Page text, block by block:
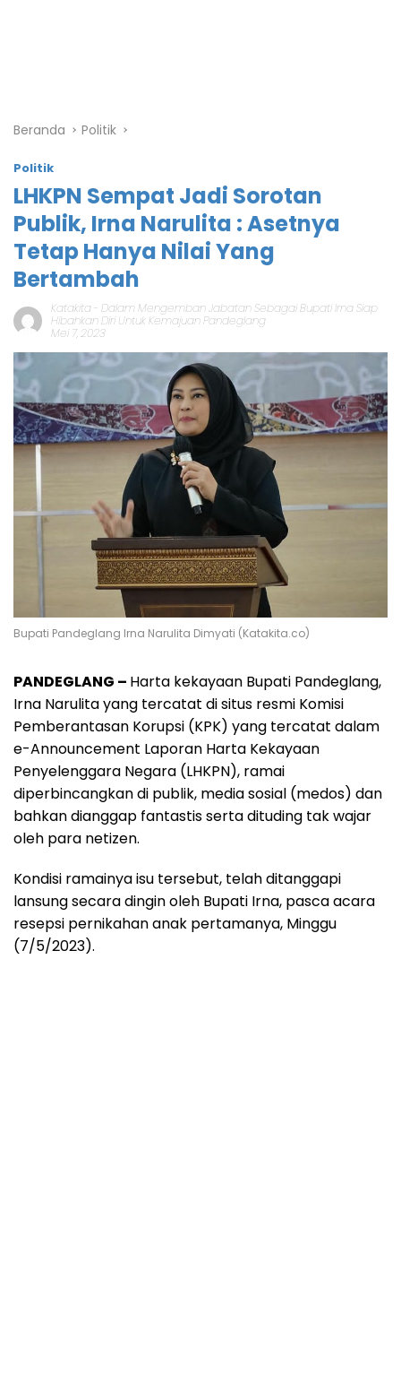
Beranda Politik
Politik
LHKPN Sempat Jadi Sorotan
Publik, Irna Narulita : Asetnya
Tetap Hanya Nilai Yang
Bertambah
Katakita- Dalam Mengemban Jabatan Sebagai Bupati Irna Siap
Hibahkan Diri Untuk Kemajuan Pandeglang
Mei 7, 2023
Bupati Pandeglang Irna Narulita Dimyati (Katakita.co)
PANDEGLANG – Harta kekayaan Bupati Pandeglang,
Irna Narulita yang tercatat di situs resmi Komisi
Pemberantasan Korupsi (KPK) yang tercatat dalam
e-Announcement Laporan Harta Kekayaan
Penyelenggara Negara (LHKPN), ramai
diperbincangkan di publik, media sosial (medos) dan
bahkan dianggap fantastis serta dituding tak wajar
oleh para netizen.
Kondisi ramainya isu tersebut, telah ditanggapi
lansung secara dingin oleh Bupati Irna, pasca acara
resepsi pernikahan anak pertamanya, Minggu
(7/5/2023).